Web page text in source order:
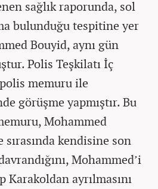
sağlık raporunda, sol
bulunduğu tespitine yer
Bouyid, aynı gün
Polis Teşkilatı İç
memuru ile
görüşme yapmıştır. Bu
Mohammed
kendisine son
Mohammed’i
Karakoldan ayrılmasını